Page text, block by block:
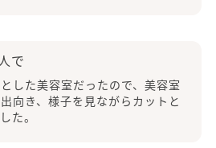
で
した美容室だったので、美容室
向き、様子を見ながらカットと
た。